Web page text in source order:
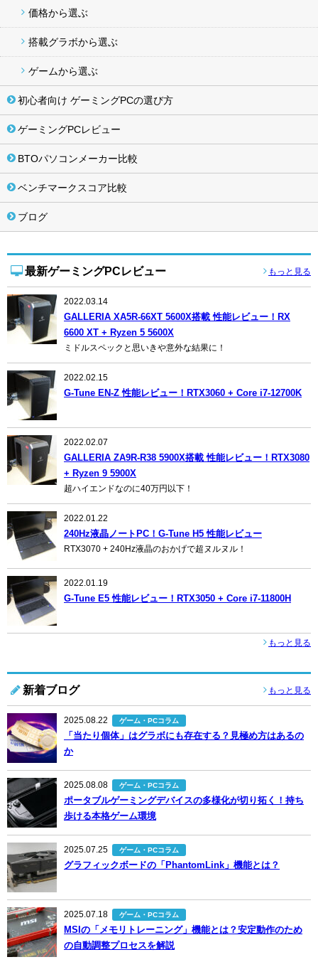
価格から選ぶ
搭載グラボから選ぶ
ゲームから選ぶ
初心者向け ゲーミングPCの選び方
ゲーミングPCレビュー
BTOパソコンメーカー比較
ベンチマークスコア比較
ブログ
最新ゲーミングPCレビュー もっと見る
2022.03.14
GALLERIA XA5R-66XT 5600X搭載 性能レビュー！RX
6600 XT + Ryzen 5 5600X
ミドルスペックと思いきや意外な結果に！
2022.02.15
G-Tune EN-Z 性能レビュー！RTX3060 + Core i7-12700K
2022.02.07
GALLERIA ZA9R-R38 5900X搭載 性能レビュー！RTX3080
+ Ryzen 9 5900X
超ハイエンドなのに40万円以下！
2022.01.22
240Hz液晶ノートPC！G-Tune H5 性能レビュー
RTX3070 + 240Hz液晶のおかげで超ヌルヌル！
2022.01.19
G-Tune E5 性能レビュー！RTX3050 + Core i7-11800H
もっと見る
新着ブログ もっと見る
2025.08.22 ゲーム・PCコラム
「当たり個体」はグラボにも存在する？見極め方はあるの
か
2025.08.08 ゲーム・PCコラム
ポータブルゲーミングデバイスの多様化が切り拓く！持ち
歩ける本格ゲーム環境
2025.07.25 ゲーム・PCコラム
グラフィックボードの「PhantomLink」機能とは？
2025.07.18 ゲーム・PCコラム
MSIの「メモリトレーニング」機能とは？安定動作のため
の自動調整プロセスを解説